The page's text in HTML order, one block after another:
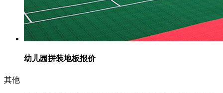
幼儿园拼装地板报价
其他